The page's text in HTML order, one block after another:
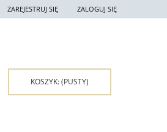
ZAREJESTRUJ SIĘ ZALOGUJ SIĘ
KOSZYK:(PUSTY)